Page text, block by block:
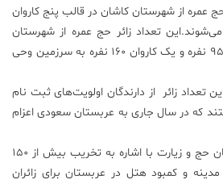
۵۴۰ نفر زائر حج عمره از شهرستان کاشان در قالب پنج کاروان
تعداد زائر حج عمره از شهرستان
کاشان در قالب چهار کاروان ۹۵ نفره و یک کاروان ۱۶۰ نفره به سرزمین وحی
تعداد زائر از دارندگان اولویت‌های ثبت نام
۲۰ آبان سال ۸۴ هستند که در سال جاری به عربستان سعودی اعزام
در این همایش رئیس سازمان حج و زیارت با اشاره به تخریب بیش از ۱۵۰
و کمبود هتل در عربستان برای زائران